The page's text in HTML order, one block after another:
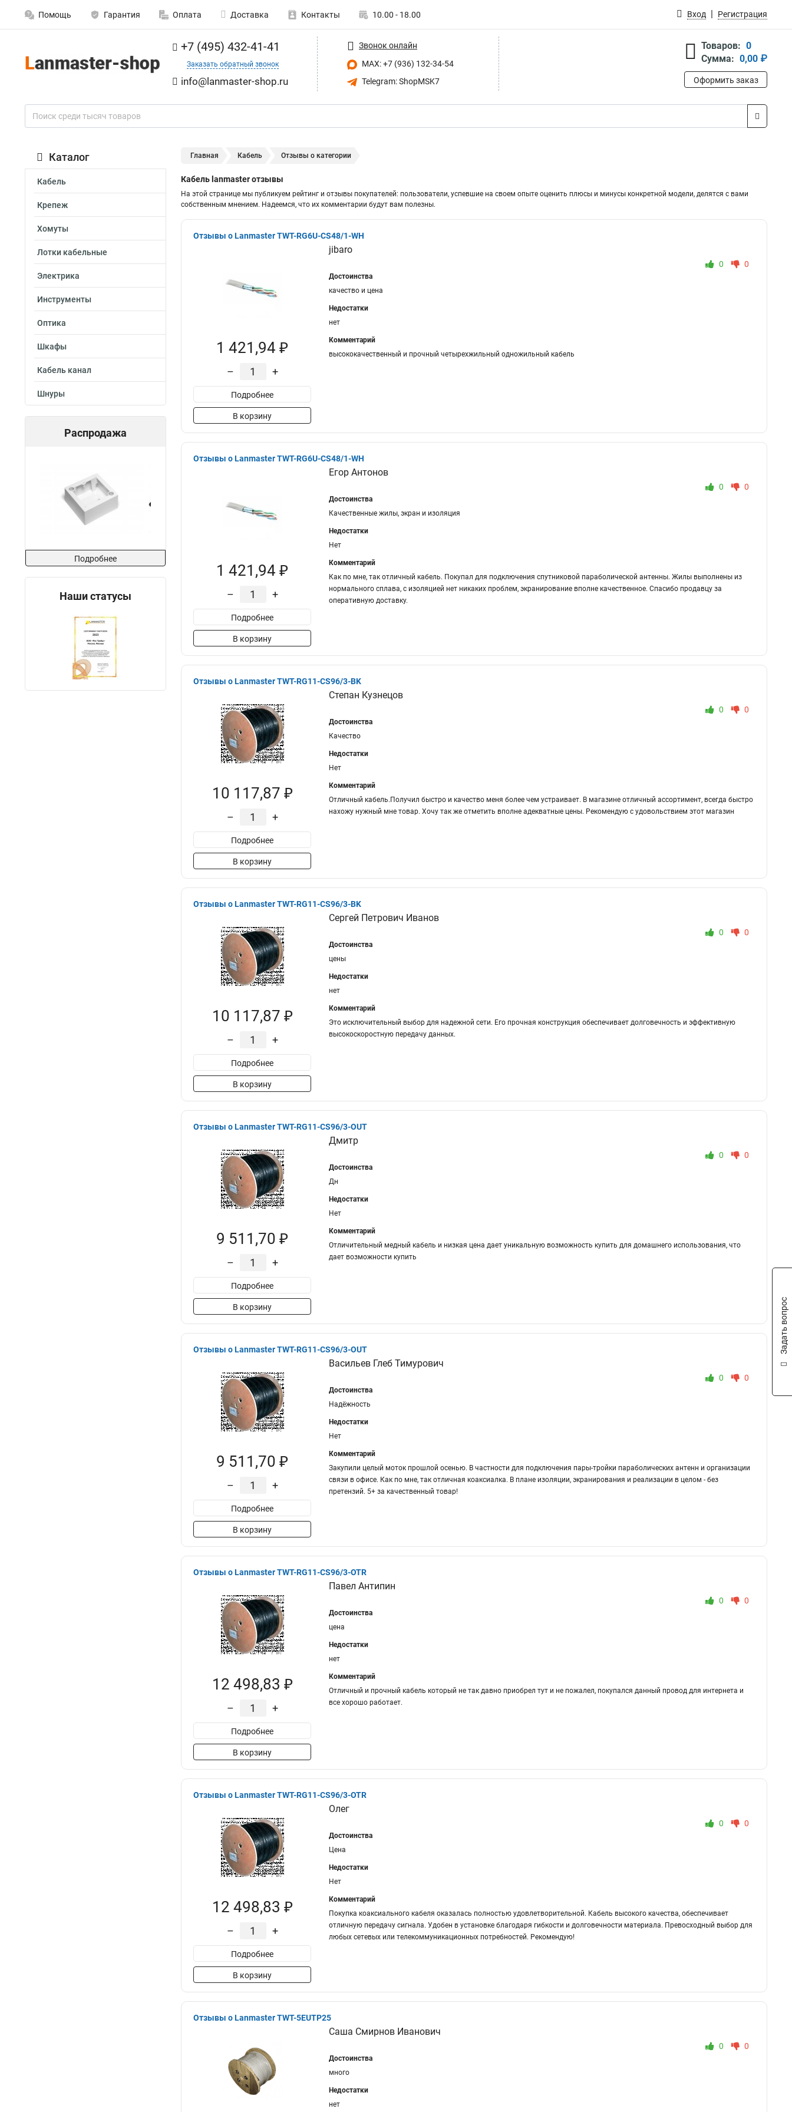
Помощь Гарантия Оплата Доставка Контакты 10.00 - 18.00 Вход Регистрация
+7 (495) 432-41-41
Заказать обратный звонок
info@lanmaster-shop.ru
Звонок онлайн
MAX: +7 (936) 132-34-54
Telegram: ShopMSK7
Товаров: 0
Сумма: 0,00 ₽
Оформить заказ
Каталог
Кабель
Крепеж
Хомуты
Лотки кабельные
Электрика
Инструменты
Оптика
Шкафы
Кабель канал
Шнуры
Распродажа
Подробнее
Наши статусы
Главная Кабель Отзывы о категории
Кабель lanmaster отзывы
На этой странице мы публикуем рейтинг и отзывы покупателей: пользователи, успевшие на своем опыте оценить плюсы и минусы конкретной модели, делятся с вами
собственным мнением. Надеемся, что их комментарии будут вам полезны.
Отзывы о Lanmaster TWT-RG6U-CS48/1-WH
1 421,94 ₽
– +
Подробнее
В корзину
jibaro
0 0
Достоинства
качество и цена
Недостатки
нет
Комментарий
высококачественный и прочный четырехжильный одножильный кабель
Отзывы о Lanmaster TWT-RG6U-CS48/1-WH
1 421,94 ₽
– +
Подробнее
В корзину
Егор Антонов
0 0
Достоинства
Качественные жилы, экран и изоляция
Недостатки
Нет
Комментарий
Как по мне, так отличный кабель. Покупал для подключения спутниковой параболической антенны. Жилы выполнены из
нормального сплава, с изоляцией нет никаких проблем, экранирование вполне качественное. Спасибо продавцу за
оперативную доставку.
Отзывы о Lanmaster TWT-RG11-CS96/3-BK
10 117,87 ₽
– +
Подробнее
В корзину
Степан Кузнецов
0 0
Достоинства
Качество
Недостатки
Нет
Комментарий
Отличный кабель.Получил быстро и качество меня более чем устраивает. В магазине отличный ассортимент, всегда быстро
нахожу нужный мне товар. Хочу так же отметить вполне адекватные цены. Рекомендую с удовольствием этот магазин
Отзывы о Lanmaster TWT-RG11-CS96/3-BK
10 117,87 ₽
– +
Подробнее
В корзину
Сергей Петрович Иванов
0 0
Достоинства
цены
Недостатки
нет
Комментарий
Это исключительный выбор для надежной сети. Его прочная конструкция обеспечивает долговечность и эффективную
высокоскоростную передачу данных.
Отзывы о Lanmaster TWT-RG11-CS96/3-OUT
9 511,70 ₽
– +
Подробнее
В корзину
Дмитр
0 0
Достоинства
Дн
Недостатки
Нет
Комментарий
Отличительный медный кабель и низкая цена дает уникальную возможность купить для домашнего использования, что
дает возможности купить
Отзывы о Lanmaster TWT-RG11-CS96/3-OUT
9 511,70 ₽
– +
Подробнее
В корзину
Васильев Глеб Тимурович
0 0
Достоинства
Надёжность
Недостатки
Нет
Комментарий
Закупили целый моток прошлой осенью. В частности для подключения пары-тройки параболических антенн и организации
связи в офисе. Как по мне, так отличная коаксиалка. В плане изоляции, экранирования и реализации в целом - без
претензий. 5+ за качественный товар!
Отзывы о Lanmaster TWT-RG11-CS96/3-OTR
12 498,83 ₽
– +
Подробнее
В корзину
Павел Антипин
0 0
Достоинства
цена
Недостатки
нет
Комментарий
Отличный и прочный кабель который не так давно приобрел тут и не пожалел, покупался данный провод для интернета и
все хорошо работает.
Отзывы о Lanmaster TWT-RG11-CS96/3-OTR
12 498,83 ₽
– +
Подробнее
В корзину
Олег
0 0
Достоинства
Цена
Недостатки
Нет
Комментарий
Покупка коаксиального кабеля оказалась полностью удовлетворительной. Кабель высокого качества, обеспечивает
отличную передачу сигнала. Удобен в установке благодаря гибкости и долговечности материала. Превосходный выбор для
любых сетевых или телекоммуникационных потребностей. Рекомендую!
Отзывы о Lanmaster TWT-5EUTP25
Саша Смирнов Иванович
0 0
Достоинства
много
Недостатки
нет
Задать вопрос